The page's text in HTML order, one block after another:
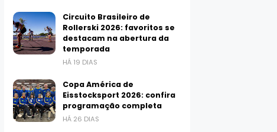
Circuito Brasileiro de
Rollerski 2026: favoritos se
destacam na abertura da
temporada
HÁ 19 DIAS
Copa América de
Eisstocksport 2026: confira
programação completa
HÁ 26 DIAS